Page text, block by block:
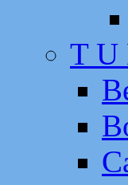
T U